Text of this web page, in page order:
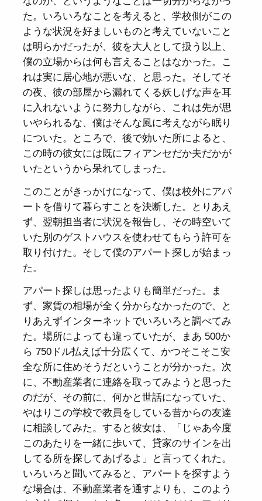
た。いろいろなことを考えると、学校側がこの
ような状況を好ましいものと考えていないこと
は明らかだったが、彼を大人として扱う以上、
僕の立場からは何も言えることはなかった。こ
れは実に居心地が悪いな、と思った。そしてそ
の夜、彼の部屋から漏れてくる妖しげな声を耳
に入れないように努力しながら、これは先が思
いやられるな、僕はそんな風に考えながら眠り
についた。ところで、後で効いた所によると、
この時の彼女には既にフィアンセだか夫だかが
いたというから呆れてしまった。
このことがきっかけになって、僕は校外にアパ
ートを借りて暮らすことを決断した。とりあえ
ず、翌朝担当者に状況を報告し、その時空いて
いた別のゲストハウスを使わせてもらう許可を
取り付けた。そして僕のアパート探しが始まっ
た。
アパート探しは思ったよりも簡単だった。ま
ず、家賃の相場が全く分からなかったので、と
りあえずインターネットでいろいろと調べてみ
た。場所によっても違っていたが、まあ 500か
ら 750ドル払えば十分広くて、かつそこそこ安
全な所に住めそうだということが分かった。次
に、不動産業者に連絡を取ってみようと思った
のだが、その前に、何かと世話になっていた、
やはりこの学校で教員をしている昔からの友達
に相談してみた。すると彼女は、「じゃあ今度
このあたりを一緒に歩いて、貸家のサインを出
してる所を探してあげるよ」と言ってくれた。
いろいろと聞いてみると、アパートを探すよう
な場合は、不動産業者を通すよりも、このよう